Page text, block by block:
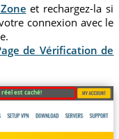
et rechargez-la si
connexion avec le
de Vérification de
est caché!